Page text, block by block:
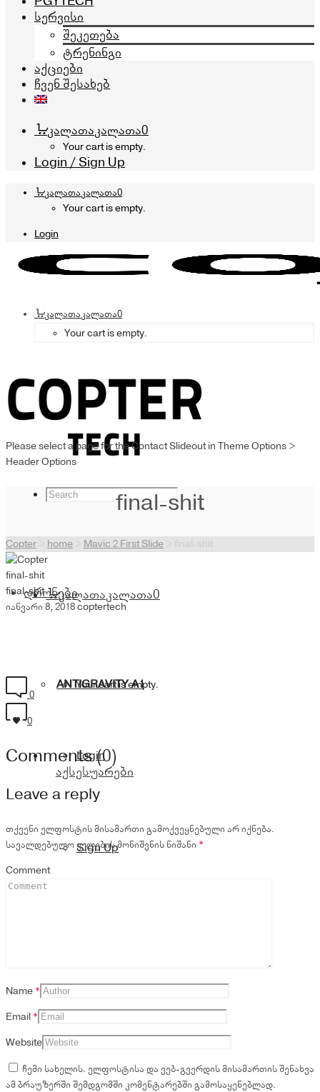
სერვისი
შეკეთება
ტრენინგი
აქციები
ჩვენ შესახებ
კალათაკალათა0
Your cart is empty.
Login / Sign Up
კალათაკალათა0
Your cart is empty.
Login
კალათაკალათა0
Your cart is empty.
კალათაკალათა0
Your cart is empty.
Login
Sign Up
დრონები
ANTIGRAVITY A1
აქსესუარები
Please select a page for the Contact Slideout in Theme Options >
Header Options
final-shit
Copter home Mavic 2 First Slide final-shit
final-shit
final-shit
იანვარი 8, 2018coptertech
0
0
Comments (0)
Leave a reply
თქვენი ელფოსტის მისამართი გამოქვეყნებული არ იქნება.
სავალდებულო ველების მონიშვნის ნიშანი *
Comment
Name *
Email *
Website
ჩემი სახელის. ელფოსტისა და ვებ-გვერდის მისამართის შენახვა
ამ ბრაუზერში შემდგომში კომენტარებში გამოსაყენებლად.